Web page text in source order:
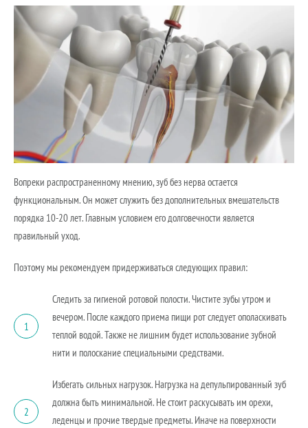
Вопреки распространенному мнению, зуб без нерва остается
функциональным. Он может служить без дополнительных вмешательств
порядка 10-20 лет. Главным условием его долговечности является
правильный уход.
Поэтому мы рекомендуем придерживаться следующих правил:
1
Следить за гигиеной ротовой полости. Чистите зубы утром и
вечером. После каждого приема пищи рот следует ополаскивать
теплой водой. Также не лишним будет использование зубной
нити и полоскание специальными средствами.
2
Избегать сильных нагрузок. Нагрузка на депульпированный зуб
должна быть минимальной. Не стоит раскусывать им орехи,
леденцы и прочие твердые предметы. Иначе на поверхности